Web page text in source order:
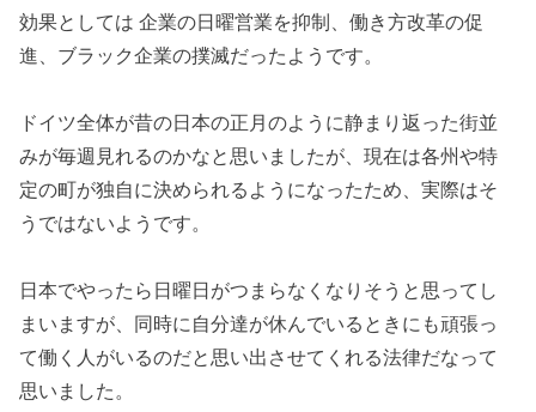
効果としては 企業の日曜営業を抑制、働き方改革の促
進、ブラック企業の撲滅だったようです。
ドイツ全体が昔の日本の正月のように静まり返った街並
みが毎週見れるのかなと思いましたが、現在は各州や特
定の町が独自に決められるようになったため、実際はそ
うではないようです。
日本でやったら日曜日がつまらなくなりそうと思ってし
まいますが、同時に自分達が休んでいるときにも頑張っ
て働く人がいるのだと思い出させてくれる法律だなって
思いました。